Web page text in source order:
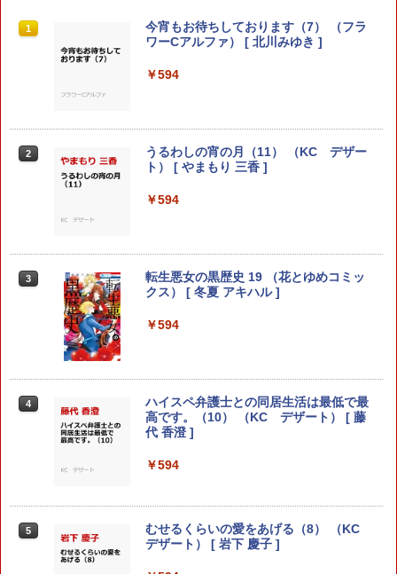
1
ブルーロック（40） （講談社コミック
ス） [ 金城 宗幸 ]
￥594
2
弱虫ペダル SPARE BIKE 16 （少年
チャンピオン・コミックス） [ 渡辺航 ]
￥715
3
あなたのお城の小人さん ～御飯下さ
い、働きますっ～（コミック）（5）
]
みずぽろ（8） （少年サンデーコミック
ス） [ 一色 美穂 ]
￥770
片田舎のおっさん、剣聖になる外伝 は
1
メダリスト（15） （アフタヌーンKC）
[ つるまいかだ ]
￥869
2
前世が最強魔導師だった俺、異世界魔法
で無双する！（1） （シリウスKC） [ 安
3
[新品]D級冒険者の俺、なぜか勇者パーテ
ィーに勧誘されたあげく、王女につきま
4
異世界魔王と召喚少女の奴隷魔術（30）
（シリウスKC） [ 福田 直叶 ]
5
魔法少女リリカルなのはEXCEEDS（3）
（シリウスKC） [ 都築 真紀 ]
1
今宵もお待ちしております（7） （フラ
ワーCアルファ） [ 北川みゆき ]
￥594
2
うるわしの宵の月（11） （KC デザー
ト） [ やまもり 三香 ]
￥594
3
転生悪女の黒歴史 19 （花とゆめコミッ
クス） [ 冬夏 アキハル ]
￥594
4
ハイスペ弁護士との同居生活は最低で最
高です。（10） （KC デザート） [ 藤
代 香澄 ]
￥594
5
むせるくらいの愛をあげる（8） （KC
デザート） [ 岩下 慶子 ]